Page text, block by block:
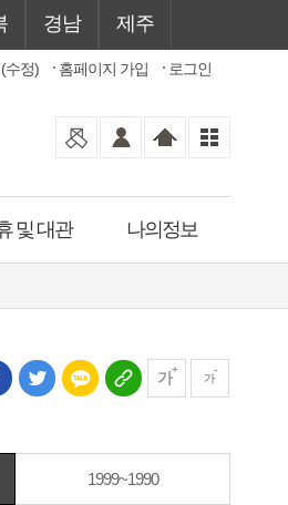
경남 제주
로그인
홈페이지 가입
수정)
및 대관 나의정보
가 가
1999~1990